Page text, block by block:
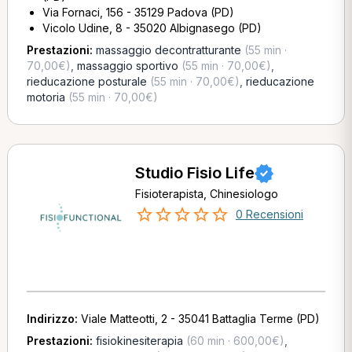
Via Fornaci, 156 - 35129 Padova (PD)
Vicolo Udine, 8 - 35020 Albignasego (PD)
Prestazioni: massaggio decontratturante (55 min ·
70,00€) massaggio sportivo (55 min · 70,00€)
rieducazione posturale (55 min · 70,00€) rieducazione
motoria (55 min · 70,00€)
Studio Fisio Life
Fisioterapista, Chinesiologo
0 Recensioni
Indirizzo: Viale Matteotti, 2 - 35041 Battaglia Terme (PD)
Prestazioni: fisiokinesiterapia (60 min · 600,00€)